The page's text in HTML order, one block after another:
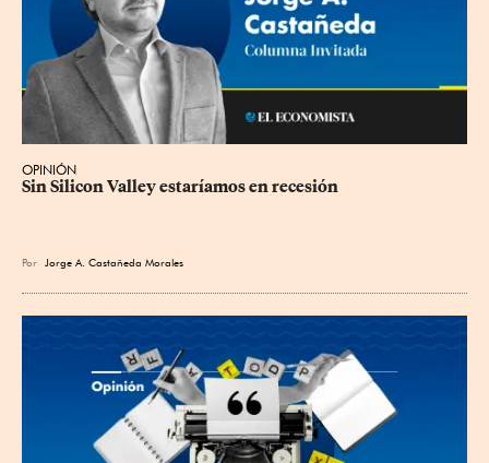
OPINIÓN
Sin Silicon Valley estaríamos en recesión
Por Jorge A. Castañeda Morales